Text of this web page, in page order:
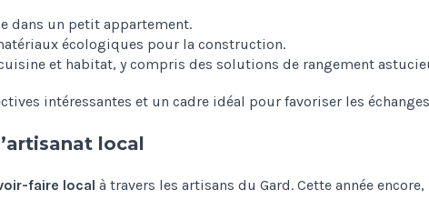
dans un petit appartement.
écologiques pour la construction.
et habitat, y compris des solutions de rangement
intéressantes et un cadre idéal pour favoriser les
local
faire local à travers les artisans du Gard. Cette année